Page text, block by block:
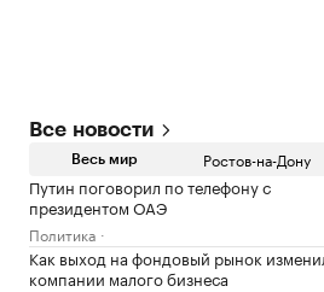
Все новости
Весь мир Ростов-на-Дону
Путин поговорил по телефону с
президентом ОАЭ
Политика
Как выход на фондовый рынок
компании малого бизнеса